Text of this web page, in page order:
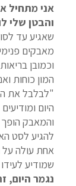
והבטן שלי
שאגיע עד
מאבקים
וכמובן
המון כוחות
"לבלבל את
היום
והמאבק הופך
אחת עולה על
שמודיע
נגמר היום,